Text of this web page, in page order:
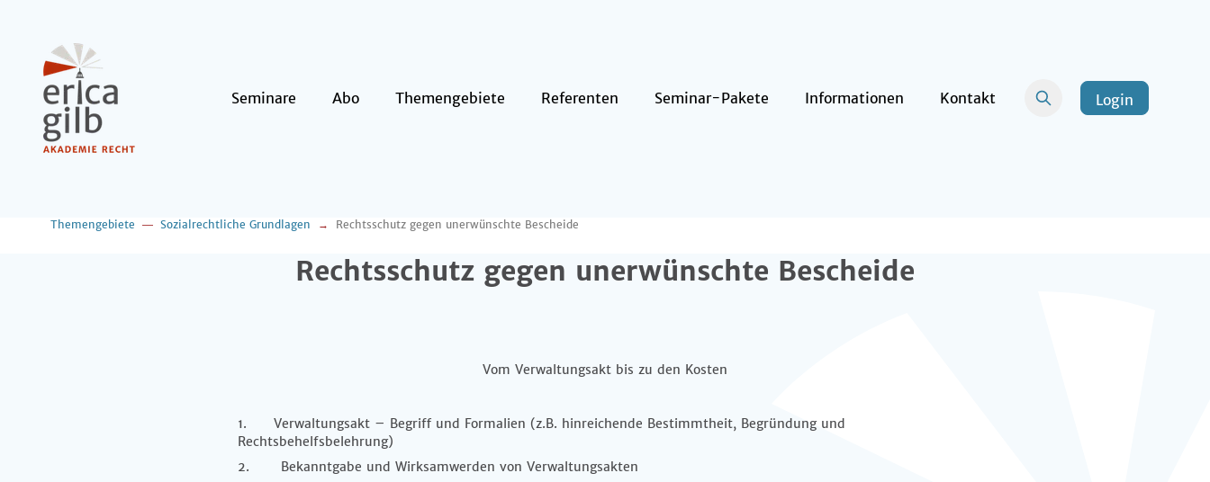
Seminare Abo Themengebiete Referenten Seminar-Pakete Informationen Kontakt Login
Themengebiete Sozialrechtliche Grundlagen Rechtsschutz gegen unerwünschte Bescheide
Rechtsschutz gegen unerwünschte Bescheide
Vom Verwaltungsakt bis zu den Kosten
1. Verwaltungsakt – Begriff und Formalien (z.B. hinreichende Bestimmtheit, Begründung und
Rechtsbehelfsbelehrung)
2. Bekanntgabe und Wirksamwerden von Verwaltungsakten